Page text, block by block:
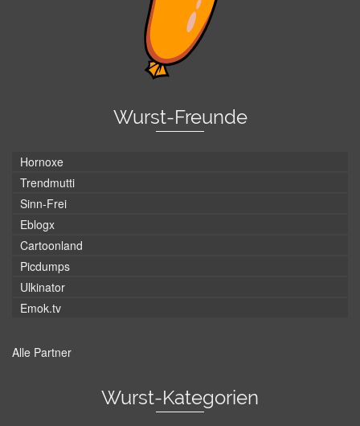
Wurst-Freunde
Hornoxe
Trendmutti
Sinn-Frei
Eblogx
Cartoonland
Picdumps
Ulkinator
Emok.tv
Alle Partner
Wurst-Kategorien